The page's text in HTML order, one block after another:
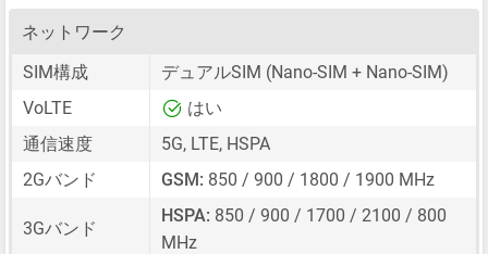
ネットワーク
SIM構成
デュアルSIM (Nano-SIM + Nano-SIM)
VoLTE
はい
通信速度
5G, LTE, HSPA
2Gバンド
GSM: 850 / 900 / 1800 / 1900 MHz
3Gバンド
HSPA: 850 / 900 / 1700 / 2100 / 800
MHz